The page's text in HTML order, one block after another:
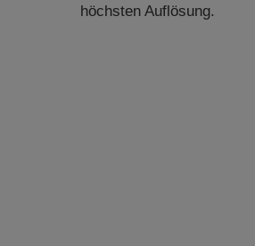
höchsten Auflösung.